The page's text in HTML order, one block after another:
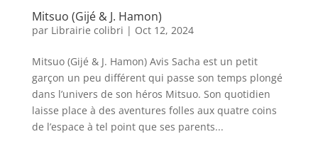
Mitsuo (Gijé & J. Hamon)
par Librairie colibri | Oct 12, 2024
Mitsuo (Gijé & J. Hamon) Avis Sacha est un petit
garçon un peu différent qui passe son temps plongé
dans l’univers de son héros Mitsuo. Son quotidien
laisse place à des aventures folles aux quatre coins
de l’espace à tel point que ses parents...